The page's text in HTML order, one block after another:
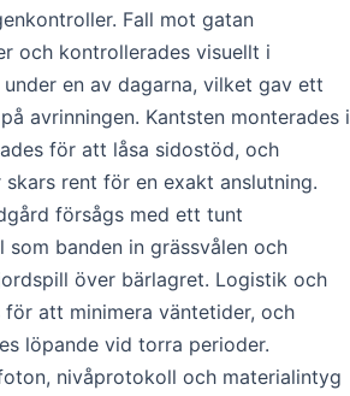
Fall mot gatan
och kontrollerades visuellt i
en av dagarna, vilket gav ett
avrinningen. Kantsten monterades i
för att låsa sidostöd, och
rent för en exakt anslutning.
försågs med ett tunt
som banden in grässvålen och
över bärlagret. Logistik och
att minimera väntetider, och
löpande vid torra perioder.
nivåprotokoll och materialintyg